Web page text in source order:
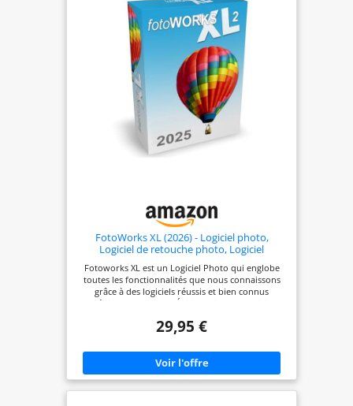
FotoWorks XL (2026) - Logiciel photo,
Logiciel de retouche photo, Logiciel
montage - Très facile à utiliser
Fotoworks XL est un Logiciel Photo qui englobe
toutes les fonctionnalités que nous connaissons
grâce à des logiciels réussis et bien connus
'd'éditeur de photo - Édition d'image! Logiciel
photo, logiciel retouche photo est très facile à
retouche photo comme la manipulation d'image,
effets photo, etc. dans le programme de retouche
d'image Logiciel photo, photo editor de retouche
photo avec le studio d'impression pour l'album de
29,95 €